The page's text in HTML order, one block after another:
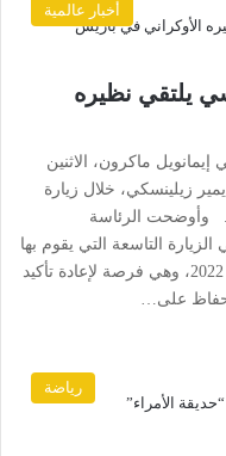
أخبار عالمية
يلتقي نظيره
ماكرون، الاثنين
زيلينسكي، خلال زيارة
وأوضحت الرئاسة
التاسعة التي يقوم بها
زيلينسكي إلى فرنسا منذ بداية الحرب عام 2022، وهي فرصة لإعادة تأكيد
على…
رياضة